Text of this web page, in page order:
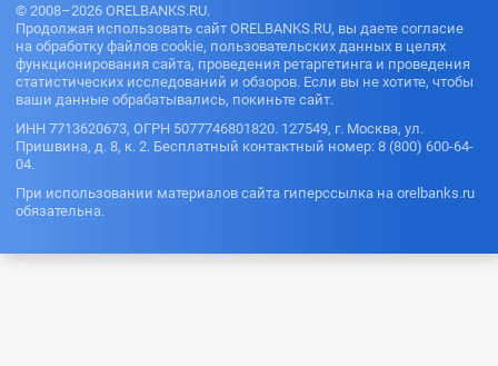
© 2008–2026 ORELBANKS.RU.
Продолжая использовать сайт ORELBANKS.RU, вы даете согласие
на обработку файлов cookie, пользовательских данных в целях
функционирования сайта, проведения ретаргетинга и проведения
статистических исследований и обзоров. Если вы не хотите, чтобы
ваши данные обрабатывались, покиньте сайт.
ИНН 7713620673, ОГРН 5077746801820. 127549, г. Москва, ул.
Пришвина, д. 8, к. 2. Бесплатный контактный номер: 8 (800) 600-64-
04.
При использовании материалов сайта гиперссылка на orelbanks.ru
обязательна.